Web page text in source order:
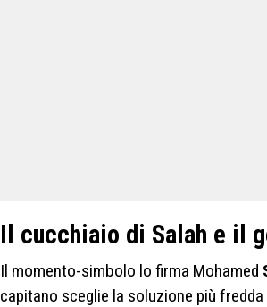
Il cucchiaio di Salah e il
Il momento-simbolo lo firma Mohamed
capitano sceglie la soluzione più